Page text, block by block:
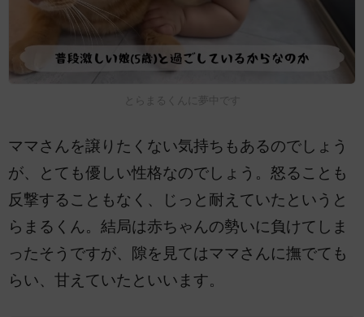
とらまるくんに夢中です
ママさんを譲りたくない気持ちもあるのでしょう
が、とても優しい性格なのでしょう。怒ることも
反撃することもなく、じっと耐えていたというと
らまるくん。結局は赤ちゃんの勢いに負けてしま
ったそうですが、隙を見てはママさんに撫でても
らい、甘えていたといいます。